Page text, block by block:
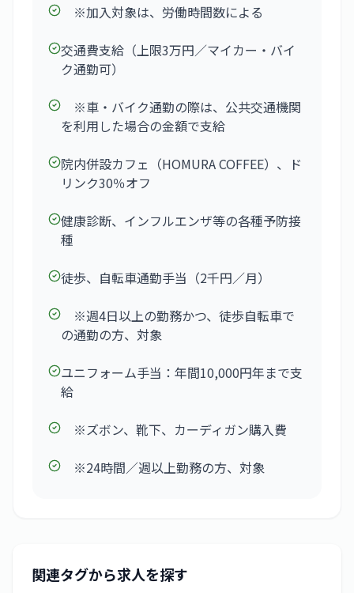
※加入対象は、労働時間数による
交通費支給（上限3万円／マイカー・バイ
ク通勤可）
※車・バイク通勤の際は、公共交通機関
を利用した場合の金額で支給
院内併設カフェ（HOMURA COFFEE）、ド
リンク30％オフ
健康診断、インフルエンザ等の各種予防接
種
徒歩、自転車通勤手当（2千円／月）
※週4日以上の勤務かつ、徒歩自転車で
の通勤の方、対象
ユニフォーム手当：年間10,000円年まで支
給
※ズボン、靴下、カーディガン購入費
※24時間／週以上勤務の方、対象
関連タグから求人を探す